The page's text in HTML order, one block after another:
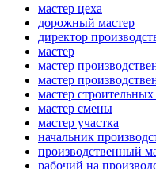
мастер цеха
дорожный мастер
директор
мастер
мастер
мастер
мастер строительных
мастер смены
мастер участка
начальник
производственный
рабочий на